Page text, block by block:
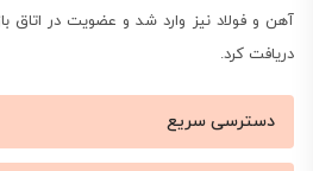
آهن و فولاد نیز وارد شد و عضویت در اتاق
دریافت کرد.
دسترسی سریع